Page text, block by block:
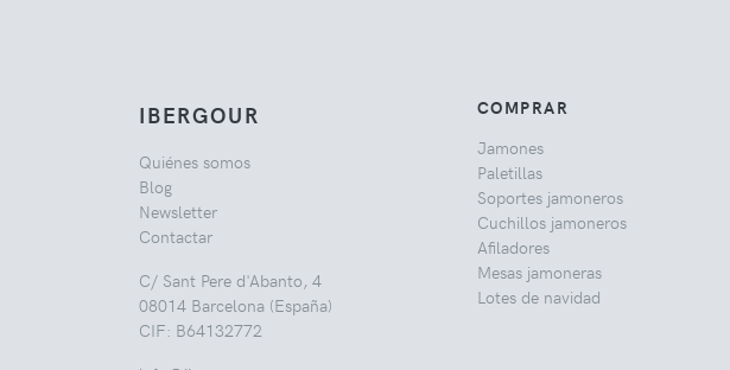
IBERGOUR
Quiénes somos
Blog
Newsletter
Contactar
C/ Sant Pere d'Abanto, 4
08014 Barcelona (España)
CIF: B64132772
COMPRAR
Jamones
Paletillas
Soportes jamoneros
Cuchillos jamoneros
Afiladores
Mesas jamoneras
Lotes de navidad